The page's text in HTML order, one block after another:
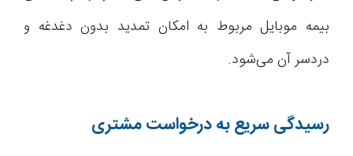
بیمه موبایل مربوط به امکان تمدید بدون دغدغه و
دردسر آن می‌شود.
رسیدگی سریع به درخواست مشتری